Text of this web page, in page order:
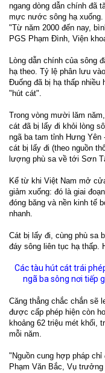
ngang dòng dẫn chính đã
mực nước sông hạ xuống.
"Từ năm 2000 đến nay,
PGS Phạm Đình, Viện
Lòng dẫn chính của sông
hạ theo. Tỷ lệ phân lưu
Đuống đã bị hạ thấp
"hút cát".
Trong vòng mười lăm
cát đã bị lấy đi khỏi lòng
ngã ba tam tỉnh Hưng
cát bị lấy đi (theo nguồn
lượng phù sa về tới Sơn
Kể từ khi Việt Nam mở
giảm xuống: đó là giai
đóng băng và nền kinh tế
nhanh.
Cát bị lấy đi, cùng phù sa
đáy sông liên tục hạ thấp.
Các tàu hút cát trái
ngã ba sông nơi tiếp
Căng thẳng chắc chắn sẽ
được cấp phép hiện còn
khoảng 62 triệu mét khối,
mỗi năm.
"Nguồn cung hợp pháp
Phạm Văn Bắc, Vụ